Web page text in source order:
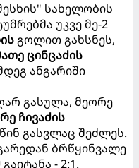
სახელობის
უკვე მე-2
გოლით გახსნეს,
ცინცაძის
ანგარიში
გასულა, მეორე
ჩივაძის
გასვლაც შეძლეს.
ბრწყინვალე
გაიტანა - 2:1.